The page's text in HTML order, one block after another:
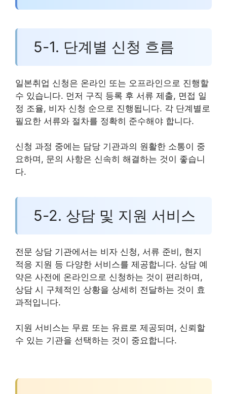
5-1. 단계별 신청 흐름
일본취업 신청은 온라인 또는 오프라인으로 진행할
수 있습니다. 먼저 구직 등록 후 서류 제출, 면접 일
정 조율, 비자 신청 순으로 진행됩니다. 각 단계별로
필요한 서류와 절차를 정확히 준수해야 합니다.
신청 과정 중에는 담당 기관과의 원활한 소통이 중
요하며, 문의 사항은 신속히 해결하는 것이 좋습니
다.
5-2. 상담 및 지원 서비스
전문 상담 기관에서는 비자 신청, 서류 준비, 현지
적응 지원 등 다양한 서비스를 제공합니다. 상담 예
약은 사전에 온라인으로 신청하는 것이 편리하며,
상담 시 구체적인 상황을 상세히 전달하는 것이 효
과적입니다.
지원 서비스는 무료 또는 유료로 제공되며, 신뢰할
수 있는 기관을 선택하는 것이 중요합니다.